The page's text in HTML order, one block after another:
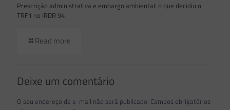
Prescrição administrativa e embargo ambiental: o que decidiu o
TRF1 no IRDR 94
Read more
Deixe um comentário
O seu endereço de e-mail não será publicado. Campos obrigatórios